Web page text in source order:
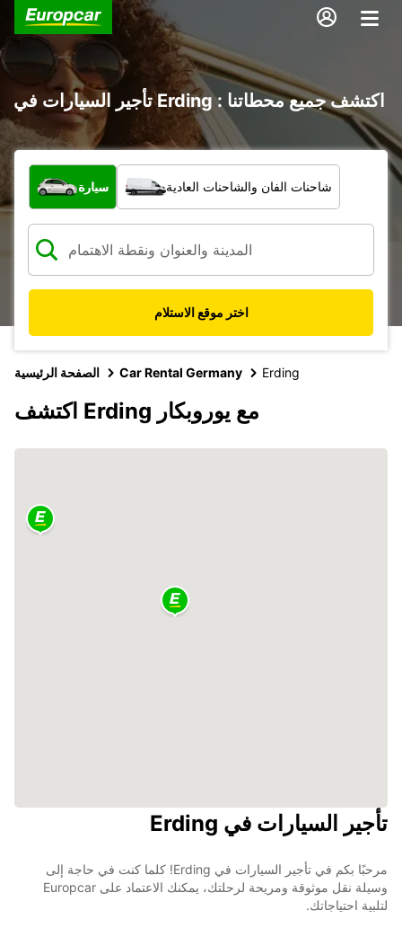
تأجير السيارات في Erding : اكتشف جميع محطاتنا
ما نوع المركبة؟
سيارة شاحنات الفان والشاحنات العادية
اختر موقع الاستلام
الصفحة الرئيسية Car Rental Germany Erding
اكتشف Erding مع يوروبكار
تأجير السيارات في Erding
مرحبًا بكم في تأجير السيارات في Erding! كلما كنت في حاجة إلى
وسيلة نقل موثوقة ومريحة لرحلتك، يمكنك الاعتماد على Europcar
لتلبية احتياجاتك.